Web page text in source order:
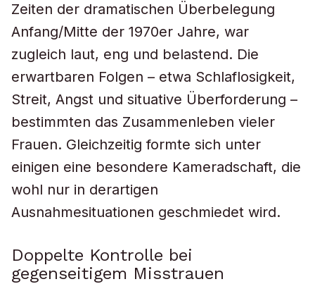
Zeiten der dramatischen Überbelegung
Anfang/Mitte der 1970er Jahre, war
zugleich laut, eng und belastend. Die
erwartbaren Folgen – etwa Schlaflosigkeit,
Streit, Angst und situative Überforderung –
bestimmten das Zusammenleben vieler
Frauen. Gleichzeitig formte sich unter
einigen eine besondere Kameradschaft, die
wohl nur in derartigen
Ausnahmesituationen geschmiedet wird.
Doppelte Kontrolle bei
gegenseitigem Misstrauen